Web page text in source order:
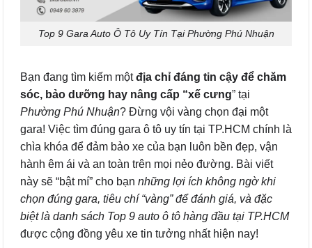
Top 9 Gara Auto Ô Tô Uy Tín Tại Phường Phú Nhuận
Bạn đang tìm kiếm mộtđịa chỉ đáng tin cậy để chăm
sóc, bảo dưỡng hay nâng cấp “xế cưng” tại
Phường Phú Nhuận? Đừng vội vàng chọn đại một
gara! Việc tìm đúng gara ô tô uy tín tại TP.HCM chính là
chìa khóa để đảm bảo xe của bạn luôn bền đẹp, vận
hành êm ái và an toàn trên mọi nẻo đường. Bài viết
này sẽ “bật mí” cho bạn những lợi ích không ngờ khi
chọn đúng gara, tiêu chí “vàng” để đánh giá, và đặc
biệt là danh sách Top 9 auto ô tô hàng đầu tại TP.HCM
được cộng đồng yêu xe tin tưởng nhất hiện nay!